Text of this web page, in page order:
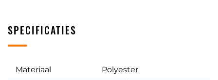
SPECIFICATIES
Materiaal
Polyester